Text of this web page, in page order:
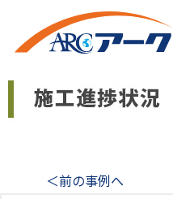
＜前の事例へ